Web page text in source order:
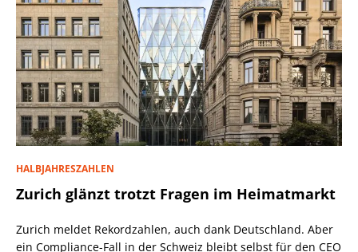
HALBJAHRESZAHLEN
Zurich glänzt trotzt Fragen im Heimatmarkt
Zurich meldet Rekordzahlen, auch dank Deutschland. Aber
ein Compliance-Fall in der Schweiz bleibt selbst für den CEO